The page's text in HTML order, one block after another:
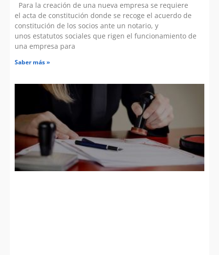
Para la creación de una nueva empresa se requiere
el acta de constitución donde se recoge el acuerdo de
constitución de los socios ante un notario, y
unos estatutos sociales que rigen el funcionamiento de
una empresa para
Saber más »